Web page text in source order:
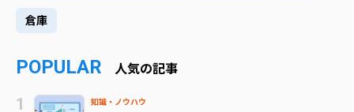
倉庫
POPULAR 人気の記事
知識・ノウハウ